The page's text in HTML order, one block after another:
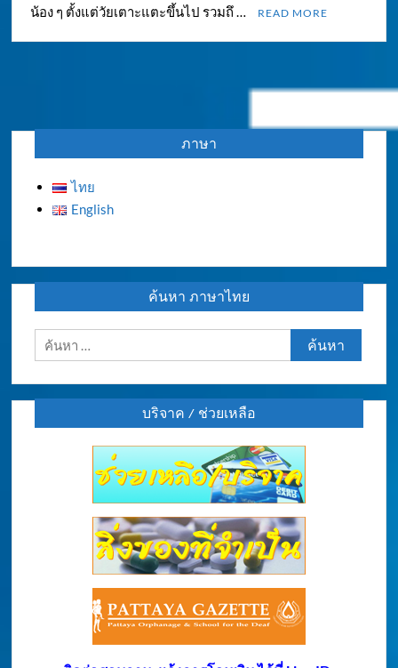
น้อง ๆ ตั้งแต่วัยเตาะแตะขึ้นไป รวมถึ …
READ MORE
ภาษา
ไทย
English
ค้นหา ภาษาไทย
ค้นหา
สำหรับ:
บริจาค / ช่วยเหลือ